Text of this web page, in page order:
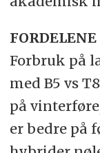
FORDELENE
Forbruk på
med B5 vs
på
er bedre på